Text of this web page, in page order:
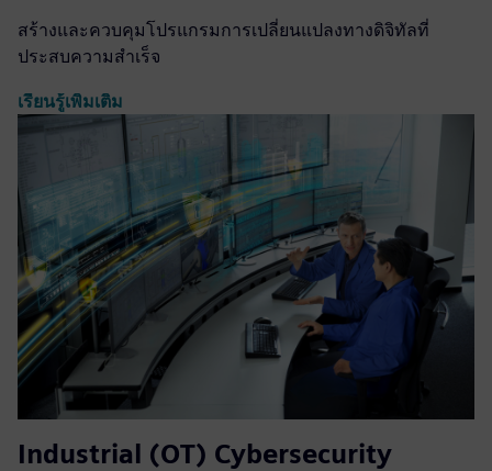
สร้างและควบคุมโปรแกรมการเปลี่ยนแปลงทางดิจิทัลที่
ประสบความสำเร็จ
เรียนรู้เพิ่มเติม
Industrial (OT) Cybersecurity